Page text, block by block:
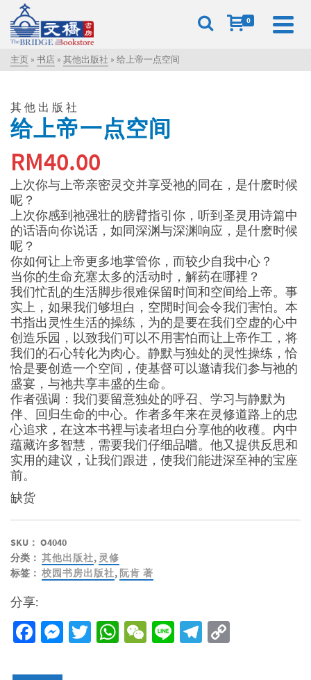
0
主页 » 书店 » 其他出版社 » 给上帝一点空间
其他出版社
给上帝一点空间
RM40.00
上次你与上帝亲密灵交并享受祂的同在，是什麽时候
呢？
上次你感到祂强壮的膀臂指引你，听到圣灵用诗篇中
的话语向你说话，如同深渊与深渊响应，是什麽时候
呢？
你如何让上帝更多地掌管你，而较少自我中心？
当你的生命充塞太多的活动时，解药在哪裡？
我们忙乱的生活脚步很难保留时间和空间给上帝。事
实上，如果我们够坦白，空閒时间会令我们害怕。本
书指出灵性生活的操练，为的是要在我们空虚的心中
创造乐园，以致我们可以不用害怕而让上帝作工，将
我们的石心转化为肉心。静默与独处的灵性操练，恰
恰是要创造一个空间，使基督可以邀请我们参与祂的
盛宴，与祂共享丰盛的生命。
作者强调：我们要留意独处的呼召、学习与静默为
伴、回归生命的中心。作者多年来在灵修道路上的忠
心追求，在这本书裡与读者坦白分享他的收穫。内中
蕴藏许多智慧，需要我们仔细品嚐。他又提供反思和
实用的建议，让我们跟进，使我们能进深至神的宝座
前。
缺货
SKU： O4040
分类： 其他出版社, 灵修
标签： 校园书房出版社, 阮肯 著
分享:
Facebook
Messenger
Twitter
WhatsApp
WeChat
LineTelegram